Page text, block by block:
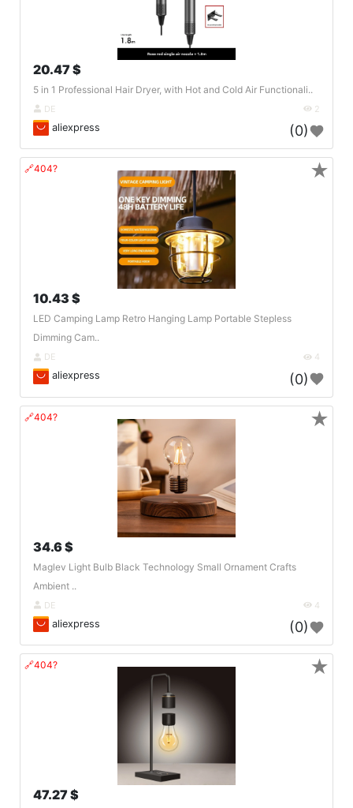
20.47 $
5 in 1 Professional Hair Dryer, with Hot and Cold Air Functionali..
DE 2
aliexpress (0)
🔗404?
10.43 $
LED Camping Lamp Retro Hanging Lamp Portable Stepless
Dimming Cam..
DE 4
aliexpress (0)
★
🔗404?
34.6 $
Maglev Light Bulb Black Technology Small Ornament Crafts
Ambient ..
DE 4
aliexpress (0)
★
🔗404?
47.27 $
★